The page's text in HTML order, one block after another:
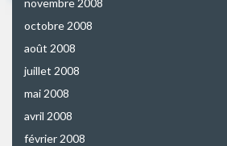
octobre 2008
août 2008
juillet 2008
mai 2008
avril 2008
février 2008